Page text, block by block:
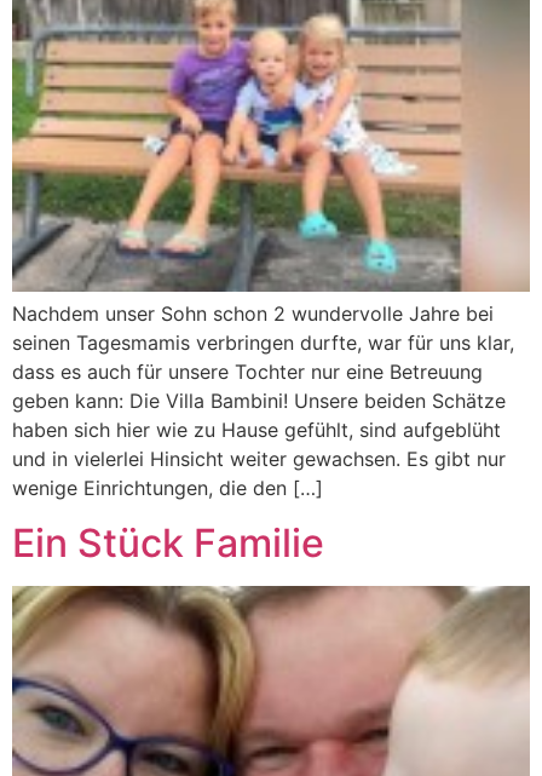
Nachdem unser Sohn schon 2 wundervolle Jahre bei
seinen Tagesmamis verbringen durfte, war für uns klar,
dass es auch für unsere Tochter nur eine Betreuung
geben kann: Die Villa Bambini! Unsere beiden Schätze
haben sich hier wie zu Hause gefühlt, sind aufgeblüht
und in vielerlei Hinsicht weiter gewachsen. Es gibt nur
wenige Einrichtungen, die den […]
Ein Stück Familie